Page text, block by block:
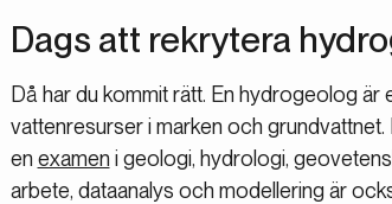
Dags att rekrytera
Då har du kommit rätt. En hydrogeolog
vattenresurser i marken och
en examen i geologi, hydrologi,
arbete, dataanalys och modellering är